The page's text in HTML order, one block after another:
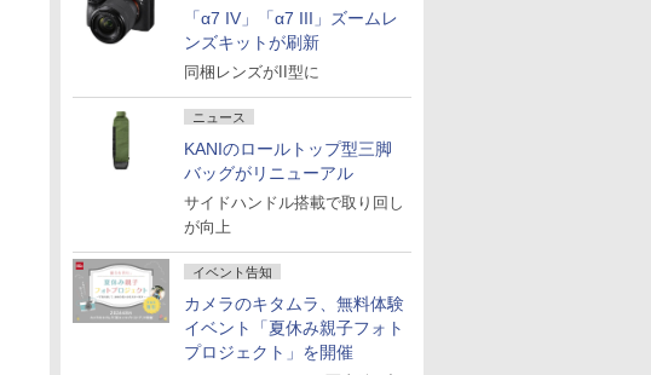
「α7 IV」「α7 III」ズームレ
ンズキットが刷新
同梱レンズがII型に
ニュース
KANIのロールトップ型三脚
バッグがリニューアル
サイドハンドル搭載で取り回し
が向上
イベント告知
カメラのキタムラ、無料体験
イベント「夏休み親子フォト
プロジェクト」を開催